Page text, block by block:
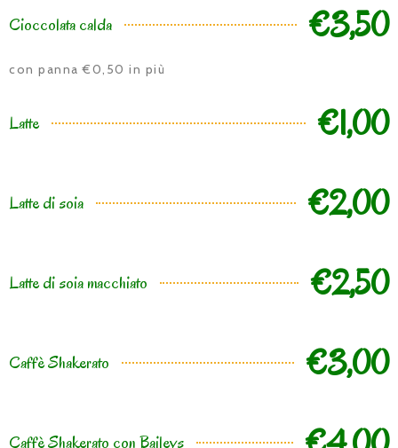
Cioccolata calda €3,50
con panna €0,50 in più
Latte €1,00
Latte di soia €2,00
Latte di soia macchiato €2,50
Caffè Shakerato €3,00
Caffè Shakerato con Baileys